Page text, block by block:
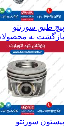
پیچ طبق سورنتو
بازگشت به
پیستون سورنتو